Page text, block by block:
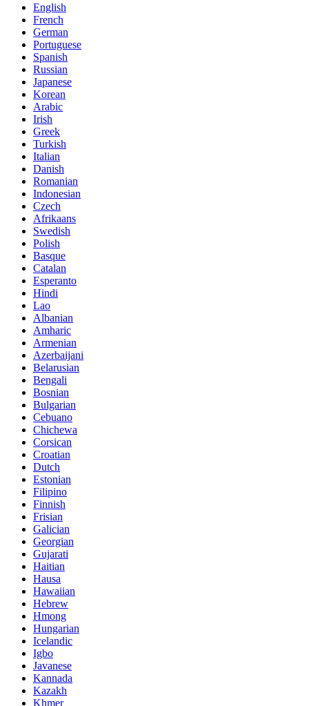
English
French
German
Portuguese
Spanish
Russian
Japanese
Korean
Arabic
Irish
Greek
Turkish
Italian
Danish
Romanian
Indonesian
Czech
Afrikaans
Swedish
Polish
Basque
Catalan
Esperanto
Hindi
Lao
Albanian
Amharic
Armenian
Azerbaijani
Belarusian
Bengali
Bosnian
Bulgarian
Cebuano
Chichewa
Corsican
Croatian
Dutch
Estonian
Filipino
Finnish
Frisian
Galician
Georgian
Gujarati
Haitian
Hausa
Hawaiian
Hebrew
Hmong
Hungarian
Icelandic
Igbo
Javanese
Kannada
Kazakh
Khmer